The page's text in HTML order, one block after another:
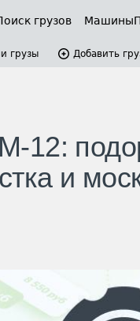
грузов Машины
грузы Добавить
12:
и